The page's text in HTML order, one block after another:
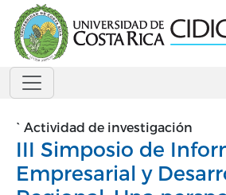
Pasar al contenido principal
` Actividad de investigación
III Simposio de
Empresarial y